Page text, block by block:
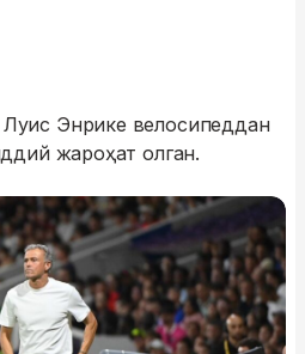
Энрике велосипеддан
жароҳат олган.